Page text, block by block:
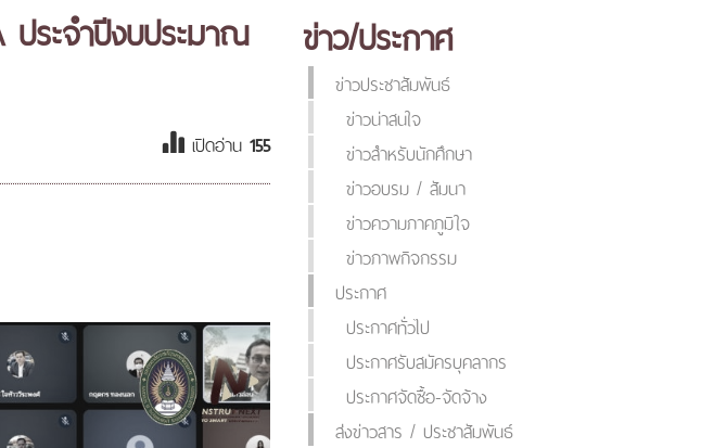
ประจำปีงบประมาณ
เปิดอ่าน 155
ข่าว/ประกาศ
ข่าวประชาสัมพันธ์
ข่าวน่าสนใจ
ข่าวสำหรับนักศึกษา
ข่าวอบรม / สัมนา
ข่าวความภาคภูมิใจ
ข่าวภาพกิจกรรม
ประกาศ
ประกาศทั่วไป
ประกาศรับสมัครบุคลากร
ประกาศจัดซื้อ-จัดจ้าง
ส่งข่าวสาร / ประชาสัมพันธ์